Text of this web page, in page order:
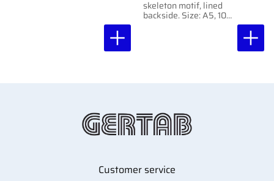
skeleton motif, lined
backside. Size: A5, 100
Customer service